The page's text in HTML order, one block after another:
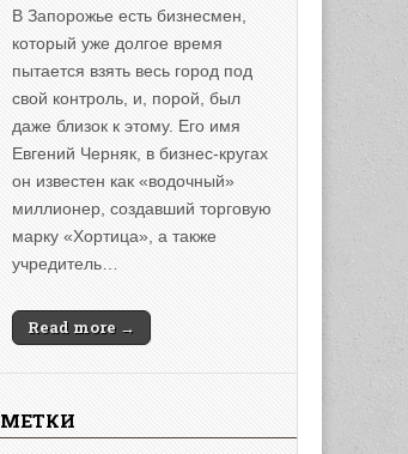
В Запорожье есть бизнесмен,
который уже долгое время
пытается взять весь город под
свой контроль, и, порой, был
даже близок к этому. Его имя
Евгений Черняк, в бизнес-кругах
он известен как «водочный»
миллионер, создавший торговую
марку «Хортица», а также
учредитель…
Read more →
МЕТКИ